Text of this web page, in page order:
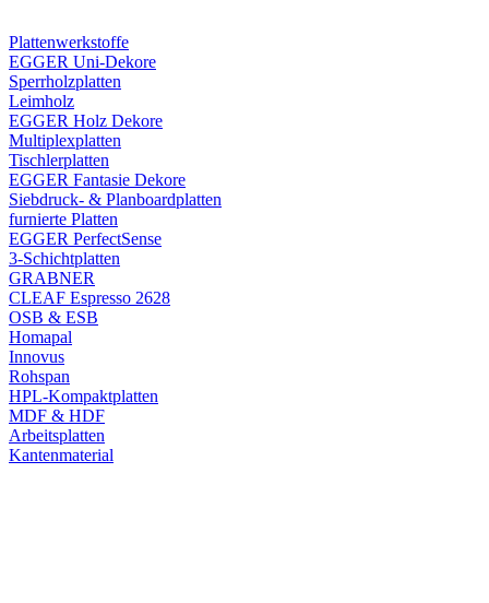
Plattenwerkstoffe
EGGER Uni-Dekore
Sperrholzplatten
Leimholz
EGGER Holz Dekore
Multiplexplatten
Tischlerplatten
EGGER Fantasie Dekore
Siebdruck- & Planboardplatten
furnierte Platten
EGGER PerfectSense
3-Schichtplatten
GRABNER
CLEAF Espresso 2628
OSB & ESB
Homapal
Innovus
Rohspan
HPL-Kompaktplatten
MDF & HDF
Arbeitsplatten
Kantenmaterial